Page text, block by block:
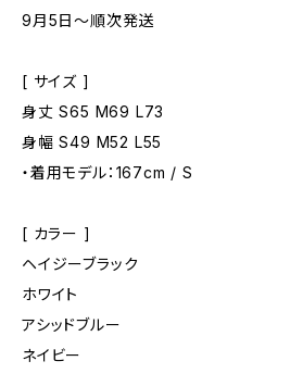
9月5日～順次発送
[ サイズ ]
身丈 S65 M69 L73
身幅 S49 M52 L55
・着用モデル：167cm / S
[ カラー ]
ヘイジーブラック
ホワイト
アシッドブルー
ネイビー